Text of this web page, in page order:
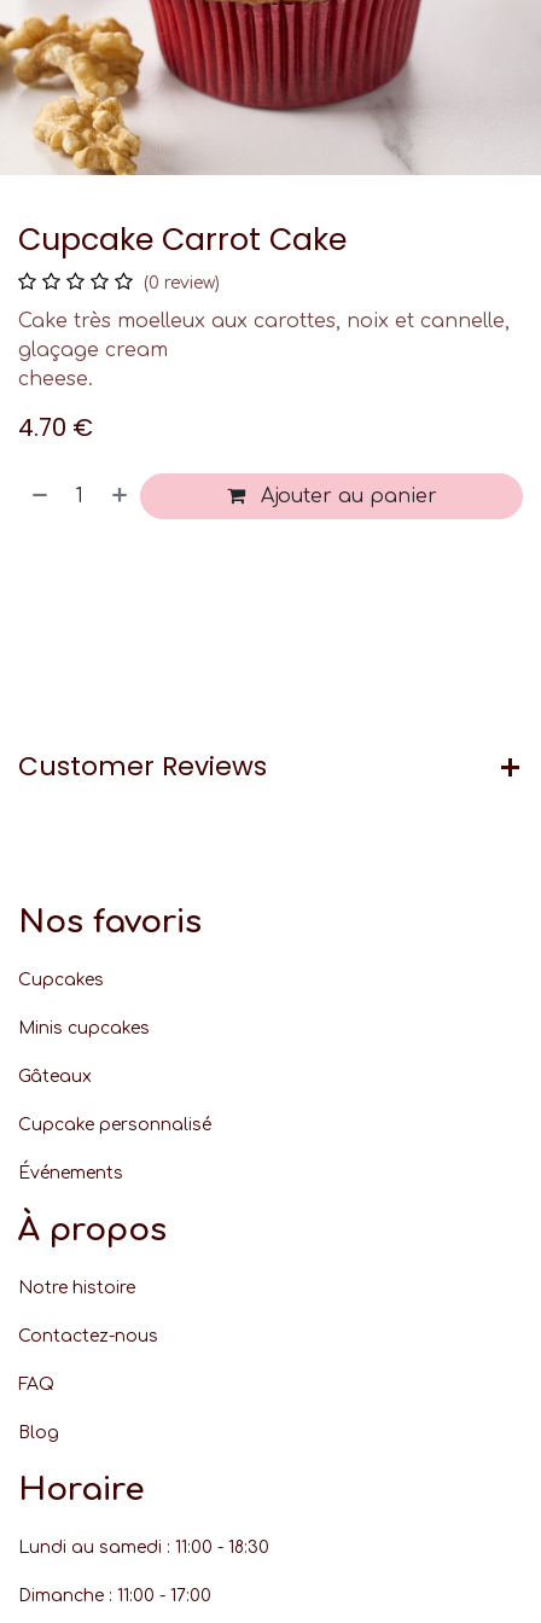
Cupcake Carrot Cake
(0 review)
Cake très moelleux aux carottes, noix et cannelle,
glaçage cream
cheese.
4.70 €
Ajouter au panier
Customer Reviews
Nos favoris
Cupcakes
Minis cupcakes
Gâteaux
Cupcake personnalisé
Événements
À propos
Notre histoire
Contactez-nous
FAQ
Blog
Horaire
Lundi au samedi : 11:00 - 18:30
Dimanche : 11:00 - 17:00